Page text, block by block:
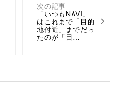
次の記事
「いつもNAVI」
はこれまで「目的
地付近」までだっ
たのが「目…